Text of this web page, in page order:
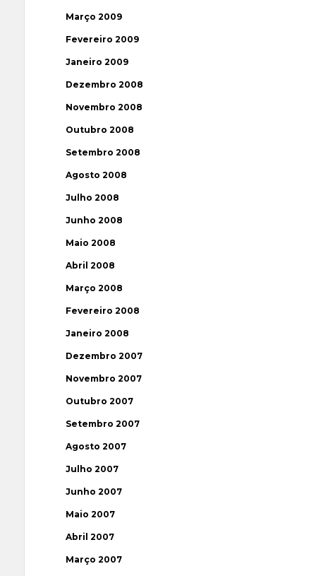
Março 2009
Fevereiro 2009
Janeiro 2009
Dezembro 2008
Novembro 2008
Outubro 2008
Setembro 2008
Agosto 2008
Julho 2008
Junho 2008
Maio 2008
Abril 2008
Março 2008
Fevereiro 2008
Janeiro 2008
Dezembro 2007
Novembro 2007
Outubro 2007
Setembro 2007
Agosto 2007
Julho 2007
Junho 2007
Maio 2007
Abril 2007
Março 2007